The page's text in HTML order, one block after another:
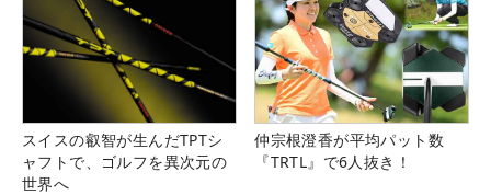
スイスの叡智が生んだTPTシ
ャフトで、ゴルフを異次元の
世界へ
仲宗根澄香が平均パット数
『TRTL』で6人抜き！